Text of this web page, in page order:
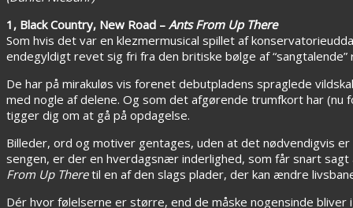
1, Black Country, New Road – Ants From Up There
Som hvis det var en klezmermusical spillet af
endegyldigt revet sig fri fra den britiske bølge af
De har på mirakuløs vis forenet debutpladens spraglede
med nogle af delene. Og som det afgørende trumfkort har
tigger dig om at gå på opdagelse.
Billeder, ord og motiver gentages, uden at det nødvendigvis
sengen, er der en hverdagsnær inderlighed, som får snart
From Up Theretil en af den slags plader, der kan ændre
Dér hvor følelserne er større, end de måske nogensinde